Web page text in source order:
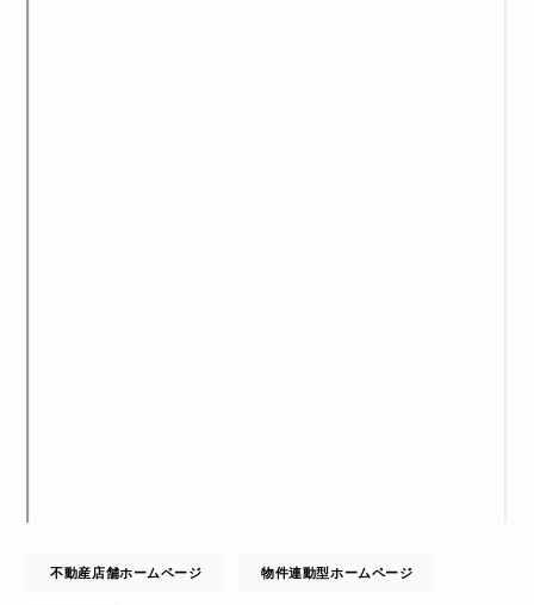
不動産店舗ホームページ 物件連動型ホームページ